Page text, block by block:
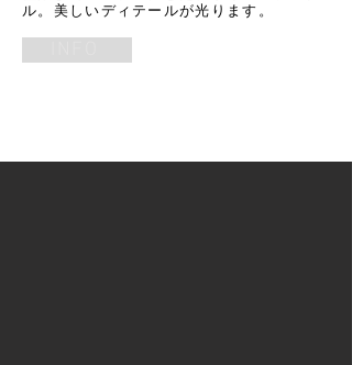
ル。美しいディテールが光ります。